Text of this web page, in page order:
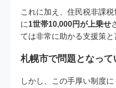
これに加え、住民税非課
に1世帯10,000円が上乗せ
ては非常に助かる支援策と
札幌市で問題となって
しかし、この手厚い制度